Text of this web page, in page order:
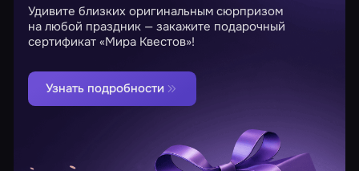
Удивите близких оригинальным сюрпризом
на любой праздник — закажите подарочный
сертификат «Мира Квестов»!
Узнать подробности